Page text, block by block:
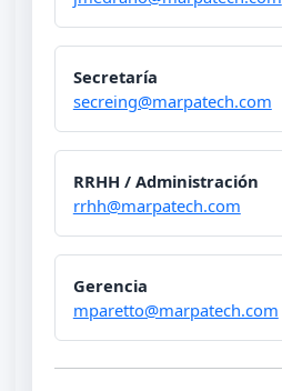
Secretaría
secreing@marpatech.com
RRHH / Administración
rrhh@marpatech.com
Gerencia
mparetto@marpatech.com